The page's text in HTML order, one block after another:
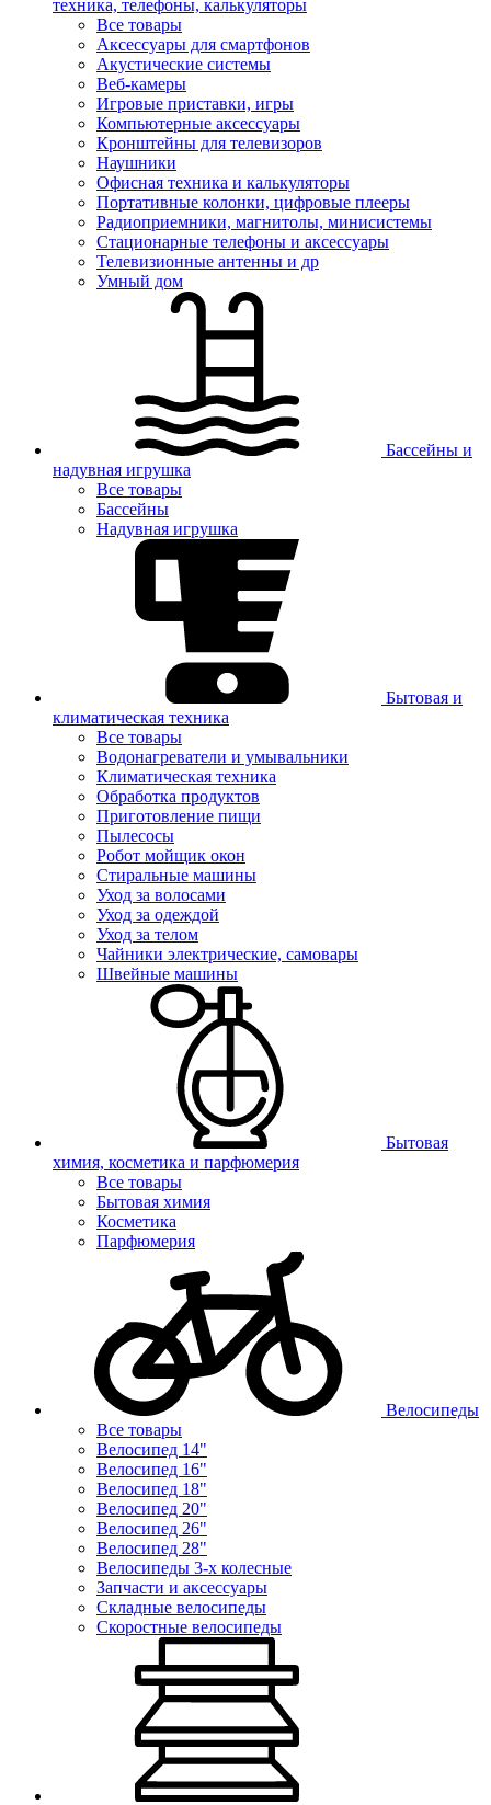
техника, телефоны, калькуляторы
Все товары
Аксессуары для смартфонов
Акустические системы
Веб-камеры
Игровые приставки, игры
Компьютерные аксессуары
Кронштейны для телевизоров
Наушники
Офисная техника и калькуляторы
Портативные колонки, цифровые плееры
Радиоприемники, магнитолы, минисистемы
Стационарные телефоны и аксессуары
Телевизионные антенны и др
Умный дом
Бассейны и
надувная игрушка
Все товары
Бассейны
Надувная игрушка
Бытовая и
климатическая техника
Все товары
Водонагреватели и умывальники
Климатическая техника
Обработка продуктов
Приготовление пищи
Пылесосы
Робот мойщик окон
Стиральные машины
Уход за волосами
Уход за одеждой
Уход за телом
Чайники электрические, самовары
Швейные машины
Бытовая
химия, косметика и парфюмерия
Все товары
Бытовая химия
Косметика
Парфюмерия
Велосипеды
Все товары
Велосипед 14"
Велосипед 16"
Велосипед 18"
Велосипед 20"
Велосипед 26"
Велосипед 28"
Велосипеды 3-х колесные
Запчасти и аксессуары
Складные велосипеды
Скоростные велосипеды